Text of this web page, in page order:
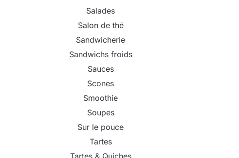
Salades
Salon de thé
Sandwicherie
Sandwichs froids
Sauces
Scones
Smoothie
Soupes
Sur le pouce
Tartes
Tartes & Quiches